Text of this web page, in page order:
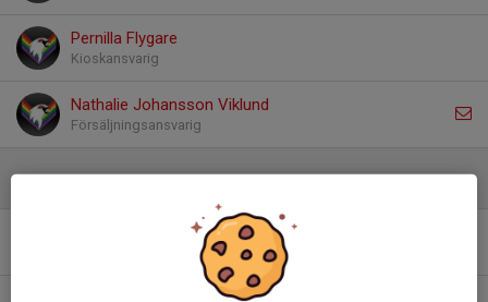
Pernilla Flygare
Kioskansvarig
Nathalie Johansson Viklund
Försäljningsansvarig